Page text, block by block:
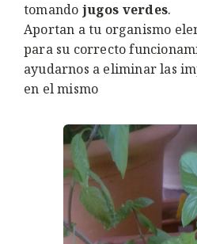
tomando jugos verdes.
Aportan a tu organismo
para su correcto
ayudarnos a eliminar las
en el mismo